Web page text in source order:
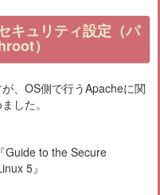
キュリティ設定（パ
）
、OS側で行うApacheに関
した。
Guide to the Secure
5』